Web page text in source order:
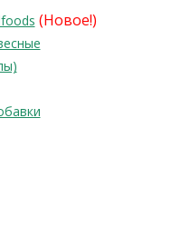
(Новое!)